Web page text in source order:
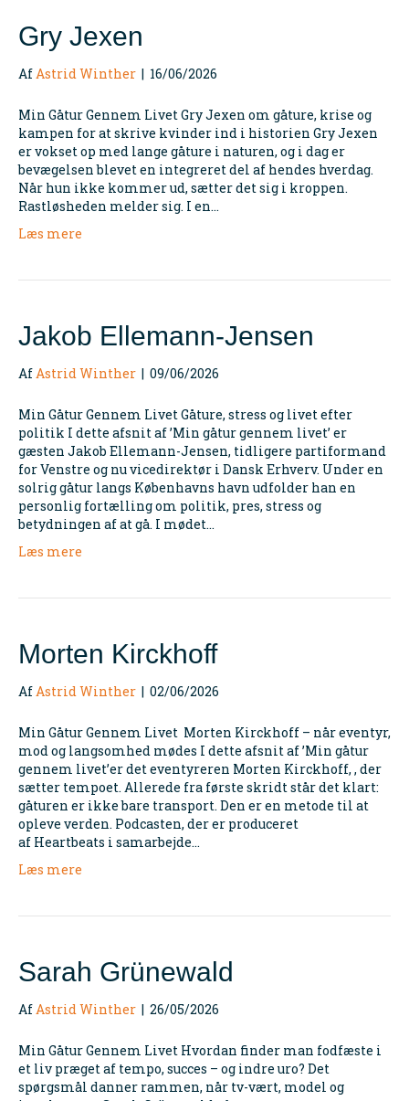
Gry Jexen
Af Astrid Winther | 16/06/2026
Min Gåtur Gennem Livet Gry Jexen om gåture, krise og
kampen for at skrive kvinder ind i historien Gry Jexen
er vokset op med lange gåture i naturen, og i dag er
bevægelsen blevet en integreret del af hendes hverdag.
Når hun ikke kommer ud, sætter det sig i kroppen.
Rastløsheden melder sig. I en…
Læs mere
Jakob Ellemann-Jensen
Af Astrid Winther | 09/06/2026
Min Gåtur Gennem Livet Gåture, stress og livet efter
politik I dette afsnit af ’Min gåtur gennem livet’ er
gæsten Jakob Ellemann-Jensen, tidligere partiformand
for Venstre og nu vicedirektør i Dansk Erhverv. Under en
solrig gåtur langs Københavns havn udfolder han en
personlig fortælling om politik, pres, stress og
betydningen af at gå. I mødet…
Læs mere
Morten Kirckhoff
Af Astrid Winther | 02/06/2026
Min Gåtur Gennem Livet Morten Kirckhoff – når eventyr,
mod og langsomhed mødes I dette afsnit af ’Min gåtur
gennem livet’er det eventyreren Morten Kirckhoff, , der
sætter tempoet. Allerede fra første skridt står det klart:
gåturen er ikke bare transport. Den er en metode til at
opleve verden. Podcasten, der er produceret
af Heartbeats i samarbejde…
Læs mere
Sarah Grünewald
Af Astrid Winther | 26/05/2026
Min Gåtur Gennem Livet Hvordan finder man fodfæste i
et liv præget af tempo, succes – og indre uro? Det
spørgsmål danner rammen, når tv-vært, model og